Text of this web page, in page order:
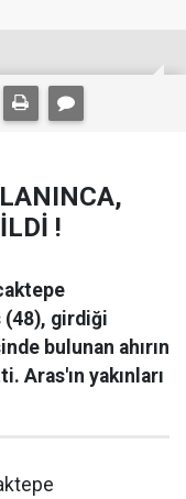
!
(48), girdiği
bulunan ahırın
Aras'ın yakınları